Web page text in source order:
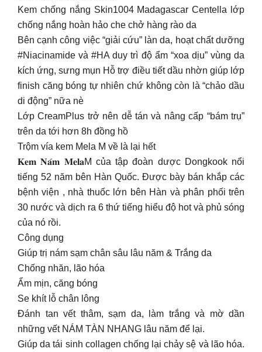
Kem chống nắng Skin1004 Madagascar Centella lớp
chống nắng hoàn hảo che chở hàng rào da
Bên cạnh công việc “giải cứu” làn da, hoạt chất dưỡng
#Niacinamide và #HA duy trì độ ẩm “xoa dịu” vùng da
kích ứng, sưng mụn Hỗ trợ điều tiết dầu nhờn giúp lớp
finish căng bóng tự nhiên chứ không còn là “chảo dầu
di động” nữa nè
Lớp CreamPlus trở nên dễ tán và nâng cấp “bám trụ”
trên da tới hơn 8h đồng hồ
Trộm vía kem Mela M về là lại hết
𝐊𝐞𝐦 𝐍𝐚́𝐦 𝐌𝐞𝐥𝐚M của tập đoàn dược Dongkook nổi
tiếng 52 năm bên Hàn Quốc. Được bày bán khắp các
bệnh viện , nhà thuốc lớn bên Hàn và phân phối trên
30 nước và dịch ra 6 thứ tiếng hiểu độ hot và phủ sóng
của nó rồi.
Công dụng
Giúp trị nám sạm chân sâu lâu năm & Trắng da
Chống nhăn, lão hóa
Ẩm mịn, căng bóng
Se khít lỗ chân lông
Đánh tan vết thâm, sạm da, làm trắng và mờ dần
những vết NÁM TÀN NHANG lâu năm để lại.
Giúp da tái sinh collagen chống lại chảy sệ và lão hóa.